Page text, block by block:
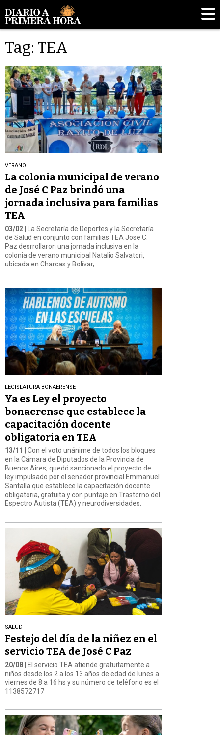
Tag: TEA
VERANO
La colonia municipal de verano
de José C Paz brindó una
jornada inclusiva para familias
TEA
03/02 | La Secretaría de Deportes y la Secretaría
de Salud en conjunto con familias TEA José C.
Paz desrrollaron una jornada inclusiva en la
colonia de verano municipal Natalio Salvatori,
ubicada en Charcas y Bolívar,
LEGISLATURA BONAERENSE
Ya es Ley el proyecto
bonaerense que establece la
capacitación docente
obligatoria en TEA
13/11
| Con el voto unánime de todos los bloques
en la Cámara de Diputados de la Provincia de
Buenos Aires, quedó sancionado el proyecto de
ley impulsado por el senador provincial Emmanuel
Santalla que establece la capacitación docente
obligatoria, gratuita y con puntaje en Trastorno del
Espectro Autista (TEA) y neurodiversidades.
SALUD
Festejo del día de la niñez en el
servicio TEA de José C Paz
20/08| El servicio TEA atiende gratuitamente a
niños desde los 2 a los 13 años de edad de lunes a
viernes de 8 a 16 hs y su número de teléfono es el
1138572717